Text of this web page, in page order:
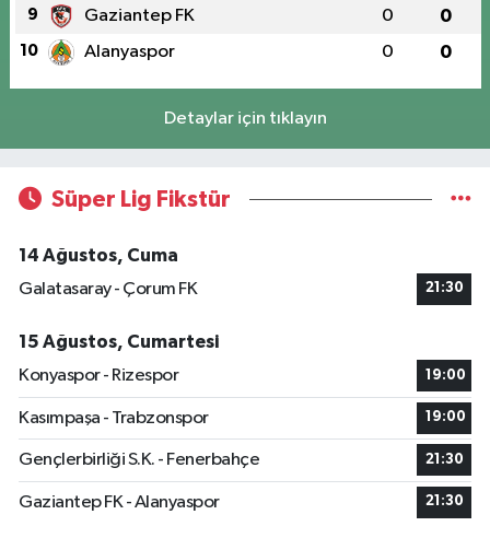
9 Gaziantep FK 0 0
10 Alanyaspor 0 0
Detaylar için tıklayın
Süper Lig Fikstür
14 Ağustos, Cuma
Galatasaray - Çorum FK
21:30
15 Ağustos, Cumartesi
Konyaspor - Rizespor
19:00
Kasımpaşa - Trabzonspor 19:00
Gençlerbirliği S.K. - Fenerbahçe 21:30
Gaziantep FK - Alanyaspor 21:30